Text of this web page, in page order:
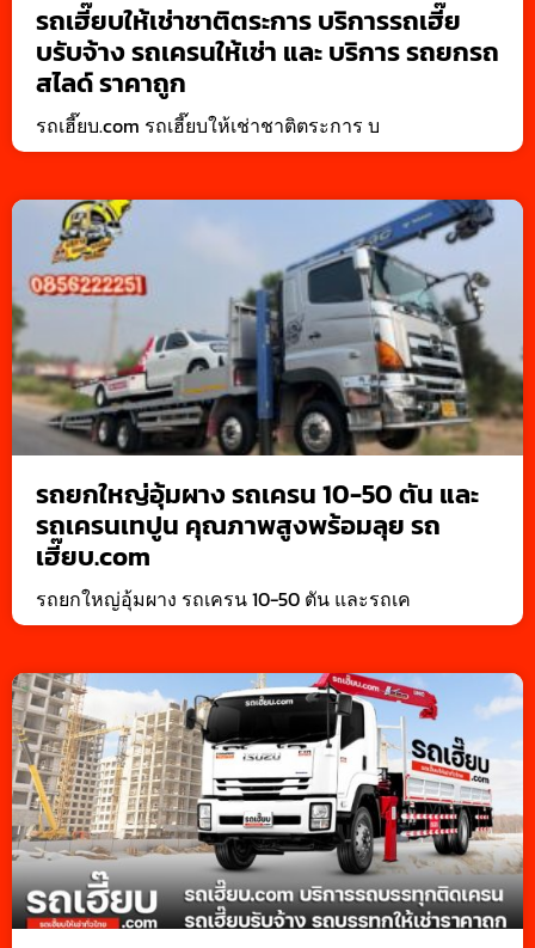
รถเฮี๊ยบให้เช่าชาติตระการ บริการรถเฮี๊ย
บรับจ้าง รถเครนให้เช่า และ บริการ รถยกรถ
สไลด์ ราคาถูก
รถเฮี๊ยบ.com รถเฮี๊ยบให้เช่าชาติตระการ บ
รถยกใหญ่อุ้มผาง รถเครน 10-50 ตัน และ
รถเครนเทปูน คุณภาพสูงพร้อมลุย รถ
เฮี๊ยบ.com
รถยกใหญ่อุ้มผาง รถเครน 10-50 ตัน และรถเค